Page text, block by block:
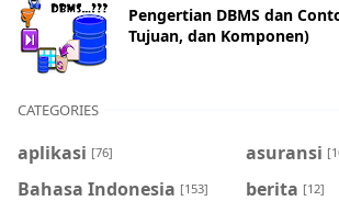
Pengertian DBMS dan
Tujuan, dan Komponen)
CATEGORIES
aplikasi [76] asuransi
Bahasa Indonesia [153] berita [12]